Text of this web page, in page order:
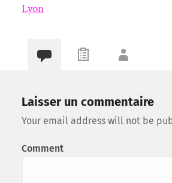
Lyon
Laisser un commentaire
Your email address will not be
Comment